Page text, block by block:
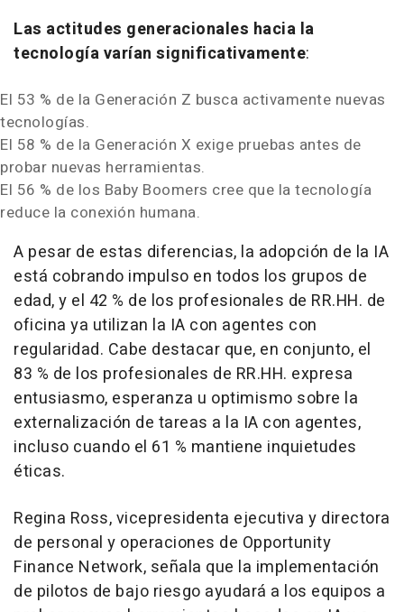
Las actitudes generacionales hacia la
tecnología varían significativamente:
El 53 % de la Generación Z busca activamente nuevas
tecnologías.
El 58 % de la Generación X exige pruebas antes de
probar nuevas herramientas.
El 56 % de los Baby Boomers cree que la tecnología
reduce la conexión humana.
A pesar de estas diferencias, la adopción de la IA
está cobrando impulso en todos los grupos de
edad, y el 42 % de los profesionales de RR.HH. de
oficina ya utilizan la IA con agentes con
regularidad. Cabe destacar que, en conjunto, el
83 % de los profesionales de RR.HH. expresa
entusiasmo, esperanza u optimismo sobre la
externalización de tareas a la IA con agentes,
incluso cuando el 61 % mantiene inquietudes
éticas.
Regina Ross, vicepresidenta ejecutiva y directora
de personal y operaciones de Opportunity
Finance Network, señala que la implementación
de pilotos de bajo riesgo ayudará a los equipos a